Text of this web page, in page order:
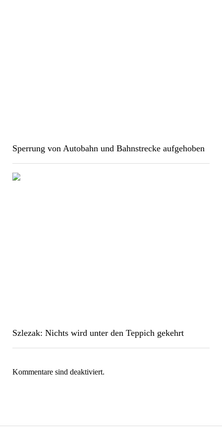
Sperrung von Autobahn und Bahnstrecke aufgehoben
Szlezak: Nichts wird unter den Teppich gekehrt
Kommentare sind deaktiviert.